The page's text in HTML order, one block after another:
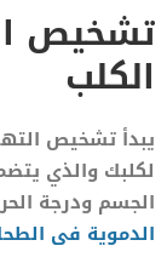
تشخيص
الكلب
يبدأ تشخيص
لكلبك والذي
الجسم ودرجة
الدموية فى